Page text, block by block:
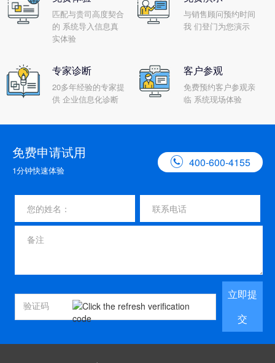
匹配与贵司高度契合
的 系统导入信息真
实体验
与销售顾问预约时间
我 们登门为您演示
专家诊断
20多年经验的专家提
供 企业信息化诊断
客户参观
免费预约客户参观亲
临 系统现场体验
免费申请试用
1分钟快速体验
 400-600-4155
立即提
交